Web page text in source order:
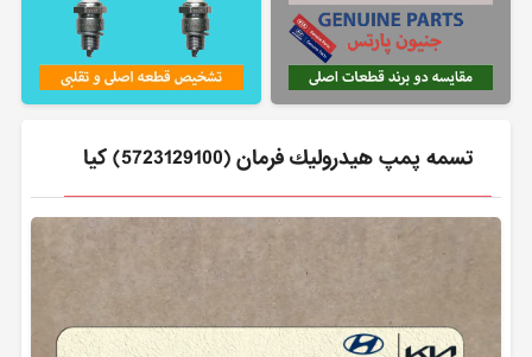
تسمه پمپ هيدروليك فرمان (5723129100) کیا